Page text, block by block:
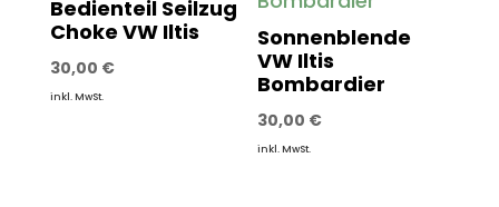
Bedienteil Seilzug
Choke VW Iltis
30,00 €
inkl. MwSt.
Sonnenblende
VW Iltis
Bombardier
30,00 €
inkl. MwSt.